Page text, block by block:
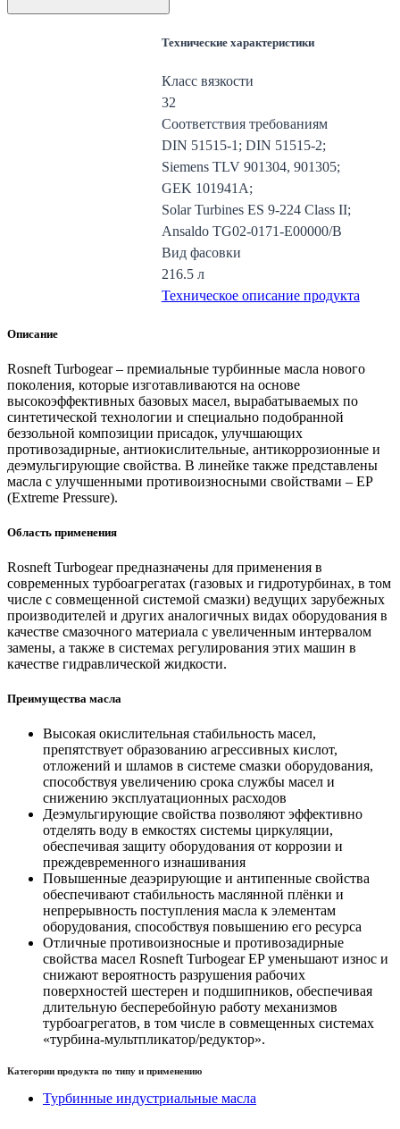
Технические характеристики
Класс вязкости
32
Соответствия требованиям
DIN 51515-1; DIN 51515-2;
Siemens TLV 901304, 901305;
GEK 101941A;
Solar Turbines ES 9-224 Class II;
Ansaldo TG02-0171-E00000/B
Вид фасовки
216.5 л
Техническое описание продукта
Описание
Rosneft Turbogear – премиальные турбинные масла нового
поколения, которые изготавливаются на основе
высокоэффективных базовых масел, вырабатываемых по
синтетической технологии и специально подобранной
беззольной композиции присадок, улучшающих
противозадирные, антиокислительные, антикоррозионные и
деэмульгирующие свойства. В линейке также представлены
масла с улучшенными противоизносными свойствами – EP
(Extreme Pressure).
Область применения
Rosneft Turbogear предназначены для применения в
современных турбоагрегатах (газовых и гидротурбинах, в том
числе с совмещенной системой смазки) ведущих зарубежных
производителей и других аналогичных видах оборудования в
качестве смазочного материала с увеличенным интервалом
замены, а также в системах регулирования этих машин в
качестве гидравлической жидкости.
Преимущества масла
Высокая окислительная стабильность масел,
препятствует образованию агрессивных кислот,
отложений и шламов в системе смазки оборудования,
способствуя увеличению срока службы масел и
снижению эксплуатационных расходов
Деэмульгирующие свойства позволяют эффективно
отделять воду в емкостях системы циркуляции,
обеспечивая защиту оборудования от коррозии и
преждевременного изнашивания
Повышенные деаэрирующие и антипенные свойства
обеспечивают стабильность маслянной плёнки и
непрерывность поступления масла к элементам
оборудования, способствуя повышению его ресурса
Отличные противоизносные и противозадирные
свойства масел Rosneft Turbogear EP уменьшают износ и
снижают вероятность разрушения рабочих
поверхностей шестерен и подшипников, обеспечивая
длительную бесперебойную работу механизмов
турбоагрегатов, в том числе в совмещенных системах
«турбина-мультпликатор/редуктор».
Категории продукта по типу и применению
Турбинные индустриальные масла